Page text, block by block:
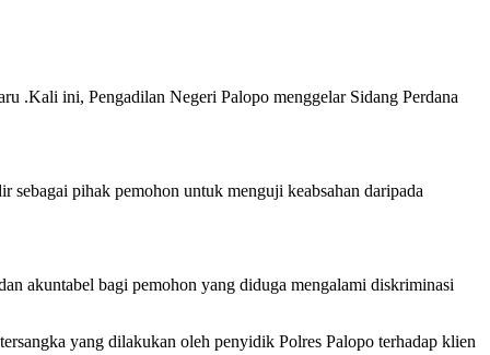
.Kali ini, Pengadilan Negeri Palopo menggelar Sidang Perdana
pihak pemohon untuk menguji keabsahan daripada
akuntabel bagi pemohon yang diduga mengalami diskriminasi
yang dilakukan oleh penyidik Polres Palopo terhadap klien